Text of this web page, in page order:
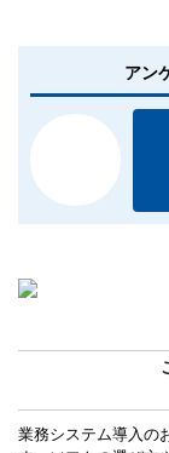
アン
業務システム導入の